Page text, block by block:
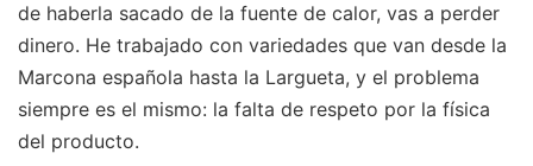
de haberla sacado de la fuente de calor, vas a perder
dinero. He trabajado con variedades que van desde la
Marcona española hasta la Largueta, y el problema
siempre es el mismo: la falta de respeto por la física
del producto.